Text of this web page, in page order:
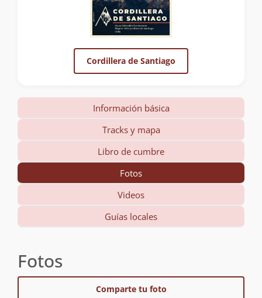
Cordillera de Santiago
Información básica
Tracks y mapa
Libro de cumbre
Fotos
Videos
Guías locales
Fotos
Comparte tu foto